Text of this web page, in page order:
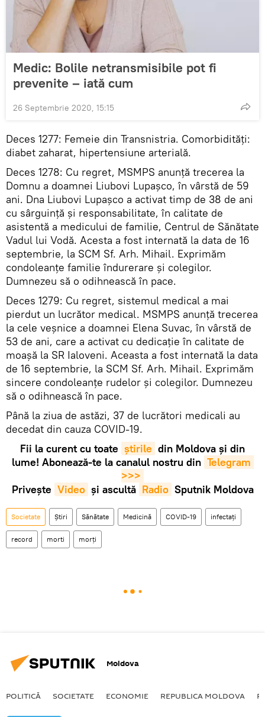
Medic: Bolile netransmisibile pot fi
prevenite – iată cum
26 Septembrie 2020, 15:15
Deces 1277: Femeie din Transnistria. Comorbidități:
diabet zaharat, hipertensiune arterială.
Deces 1278: Cu regret, MSMPS anunță trecerea la
Domnu a doamnei Liubovi Lupașco, în vârstă de 59
ani. Dna Liubovi Lupașco a activat timp de 38 de ani
cu sârguință și responsabilitate, în calitate de
asistentă a medicului de familie, Centrul de Sănătate
Vadul lui Vodă. Acesta a fost internată la data de 16
septembrie, la SCM Sf. Arh. Mihail. Exprimăm
condoleanțe familie îndurerare și colegilor.
Dumnezeu să o odihnească în pace.
Deces 1279: Cu regret, sistemul medical a mai
pierdut un lucrător medical. MSMPS anunță trecerea
la cele veșnice a doamnei Elena Suvac, în vârstă de
53 de ani, care a activat cu dedicație în calitate de
moașă la SR Ialoveni. Aceasta a fost internată la data
de 16 septembrie, la SCM Sf. Arh. Mihail. Exprimăm
sincere condoleanțe rudelor și colegilor. Dumnezeu
să o odihnească în pace.
Până la ziua de astăzi, 37 de lucrători medicali au
decedat din cauza COVID-19.
Fii la curent cu toate știrile din Moldova și din
lume! Abonează-te la canalul nostru din Telegram
>>>
Privește Video și ascultă Radio Sputnik Moldova
Societate Știri Sănătate Medicină COVID-19 infectați
record morti morți
Moldova
POLITICĂ SOCIETATE ECONOMIE REPUBLICA MOLDOVA